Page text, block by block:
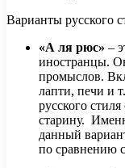
Варианты русского
«А ля рюс» –
иностранцы.
промыслов.
лапти, печи и
русского
старину.
данный
по сравнению